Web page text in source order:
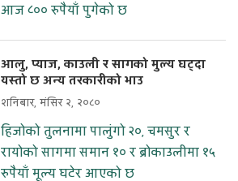
आज ८०० रुपैयाँ पुगेको छ
आलु, प्याज, काउली र सागको मुल्य घट्दा
यस्तो छ अन्य तरकारीको भाउ
शनिबार, मंसिर २, २०८०
हिजोको तुलनामा पालुंगो २०, चमसुर र
रायोको सागमा समान १० र ब्रोकाउलीमा १५
रुपैयाँ मूल्य घटेर आएको छ